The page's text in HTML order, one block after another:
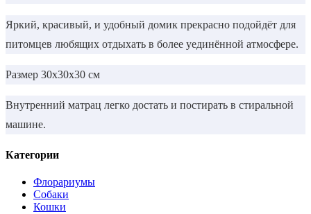
Яркий, красивый, и удобный домик прекрасно подойдёт для
питомцев любящих отдыхать в более уединённой атмосфере.
Размер 30х30х30 см
Внутренний матрац легко достать и постирать в стиральной
машине.
Категории
Флорариумы
Собаки
Кошки